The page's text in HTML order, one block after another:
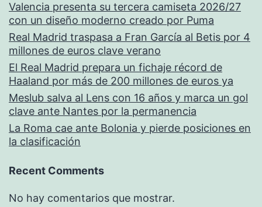
Valencia presenta su tercera camiseta 2026/27
con un diseño moderno creado por Puma
Real Madrid traspasa a Fran García al Betis por 4
millones de euros clave verano
El Real Madrid prepara un fichaje récord de
Haaland por más de 200 millones de euros ya
Meslub salva al Lens con 16 años y marca un gol
clave ante Nantes por la permanencia
La Roma cae ante Bolonia y pierde posiciones en
la clasificación
Recent Comments
No hay comentarios que mostrar.